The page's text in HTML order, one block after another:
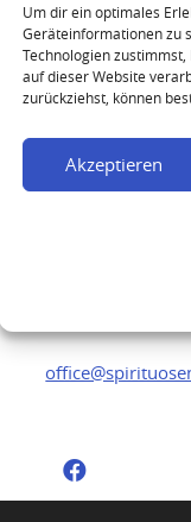
Um dir ein optimales
Geräteinformationen zu
Technologien
auf dieser Website
zurückziehst, können
Akzeptieren
Your
You would like